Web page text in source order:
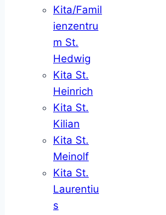
Kita/Famil
ienzentru
m St.
Hedwig
Kita St.
Heinrich
Kita St.
Kilian
Kita St.
Meinolf
Kita St.
Laurentiu
s